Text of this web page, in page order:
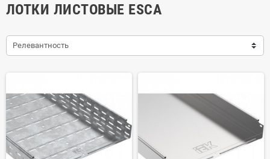
ЛОТКИ ЛИСТОВЫЕ ESCA
Релевантность